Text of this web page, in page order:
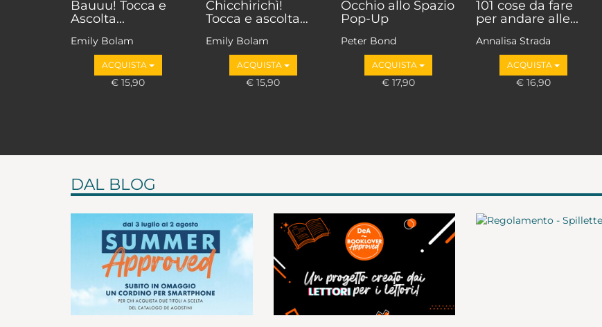
Bauuu! Tocca e
Ascolta...
Emily Bolam
ACQUISTA
€ 15,90
Chicchirichì!
Tocca e ascolta…
Emily Bolam
ACQUISTA
€ 15,90
Occhio allo Spazio
Pop-Up
Peter Bond
ACQUISTA
€ 17,90
101 cose da fare
per andare alle...
Annalisa Strada
ACQUISTA
€ 16,90
DAL BLOG